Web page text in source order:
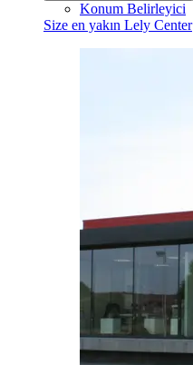
Konum Belirleyici
Size en yakın Lely Center